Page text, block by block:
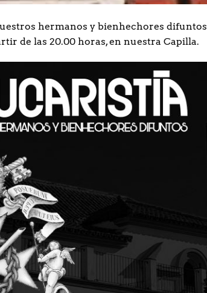
hermanos y bienhechores difuntos
de las 20.00 horas, en nuestra Capilla.